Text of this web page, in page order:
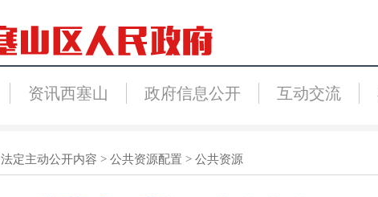
资讯西塞山 政府信息公开 互动交流
法定主动公开内容 > 公共资源配置 > 公共资源